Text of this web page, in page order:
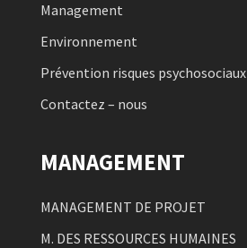
Management
Environnement
Prévention risques psychosociaux
Contactez – nous
MANAGEMENT
MANAGEMENT DE PROJET
M. DES RESSOURCES HUMAINES